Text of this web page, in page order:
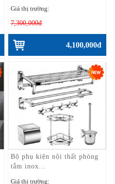
Giá thị trường:
7,300,000đ
4,100,000đ
Bộ phụ kiện nội thất phòng
tắm inox...
Giá thị trường: